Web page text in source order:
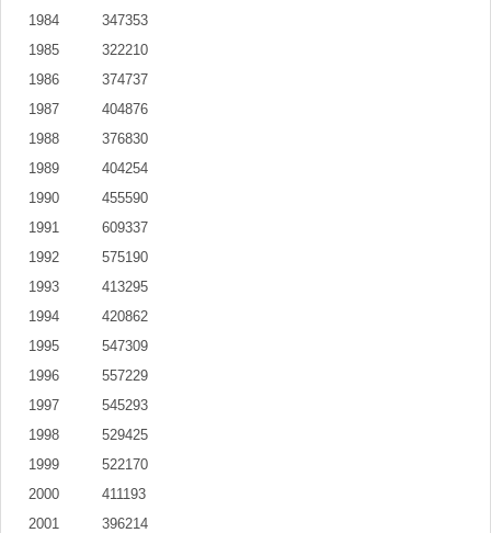
1984
347353
1985
322210
1986
374737
1987
404876
1988
376830
1989
404254
1990
455590
1991
609337
1992
575190
1993
413295
1994
420862
1995
547309
1996
557229
1997
545293
1998
529425
1999
522170
2000
411193
2001
396214